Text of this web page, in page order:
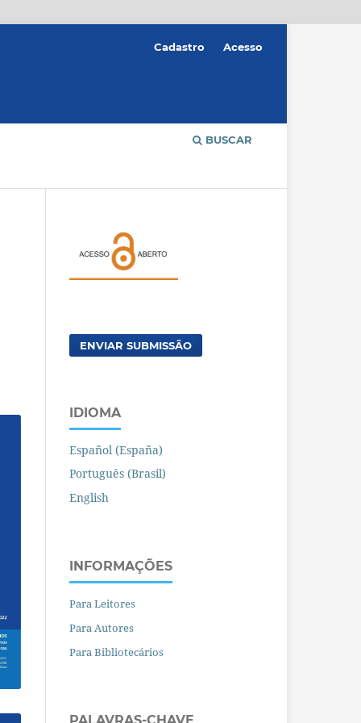
BUSCAR
Cadastro Acesso
ENVIAR SUBMISSÃO
IDIOMA
Español (España)
Português (Brasil)
English
INFORMAÇÕES
Para Leitores
Para Autores
Para Bibliotecários